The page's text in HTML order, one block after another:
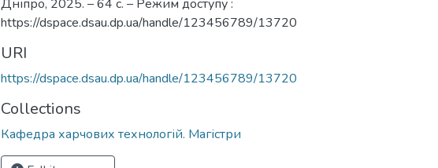
Дніпро, 2025. – 64 с. – Режим доступу :
https://dspace.dsau.dp.ua/handle/123456789/13720
URI
https://dspace.dsau.dp.ua/handle/123456789/13720
Collections
Кафедра харчових технологій. Магістри